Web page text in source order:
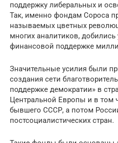
поддержку либеральных и
Так, именно фондам Сороса
называемых цветных
многих аналитиков, добились
финансовой поддержке
Значительные усилия были
создания сети
поддержке демократии» в
Центральной Европы и в том
бывшего СССР, а потом
постсоциалистических стран.